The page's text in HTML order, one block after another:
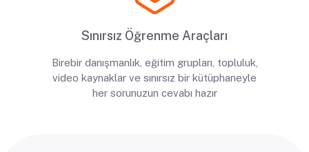
Sınırsız Öğrenme Araçları
Birebir danışmanlık, eğitim grupları, topluluk,
video kaynaklar ve sınırsız bir kütüphaneyle
her sorunuzun cevabı hazır